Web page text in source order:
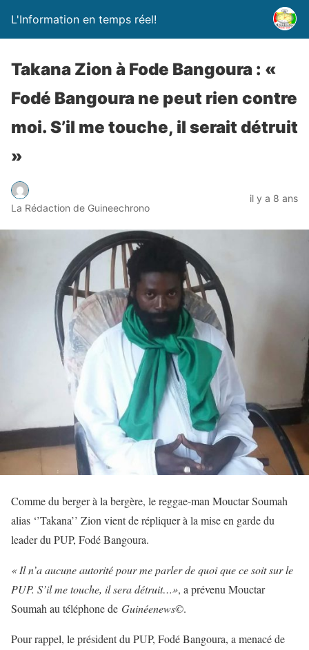
L'Information en temps réel!
Takana Zion à Fode Bangoura : «
Fodé Bangoura ne peut rien contre
moi. S’il me touche, il serait détruit
»
La Rédaction de Guineechrono
il y a 8 ans
Comme du berger à la bergère, le reggae-man Mouctar Soumah
alias ‘’Takana’’ Zion vient de répliquer à la mise en garde du
leader du PUP, Fodé Bangoura.
« Il n’a aucune autorité pour me parler de quoi que ce soit sur le
PUP. S’il me touche, il sera détruit…», a prévenu Mouctar
Soumah au téléphone de Guinéenews©.
Pour rappel, le président du PUP, Fodé Bangoura, a menacé de